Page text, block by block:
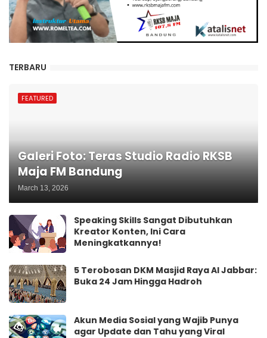
TERBARU
FEATURED
Galeri Foto: Teras Studio Radio RKSB
Maja FM Bandung
March 13, 2026
Speaking Skills Sangat Dibutuhkan
Kreator Konten, Ini Cara
Meningkatkannya!
5 Terobosan DKM Masjid Raya Al Jabbar:
Buka 24 Jam Hingga Hadroh
Akun Media Sosial yang Wajib Punya
agar Update dan Tahu yang Viral